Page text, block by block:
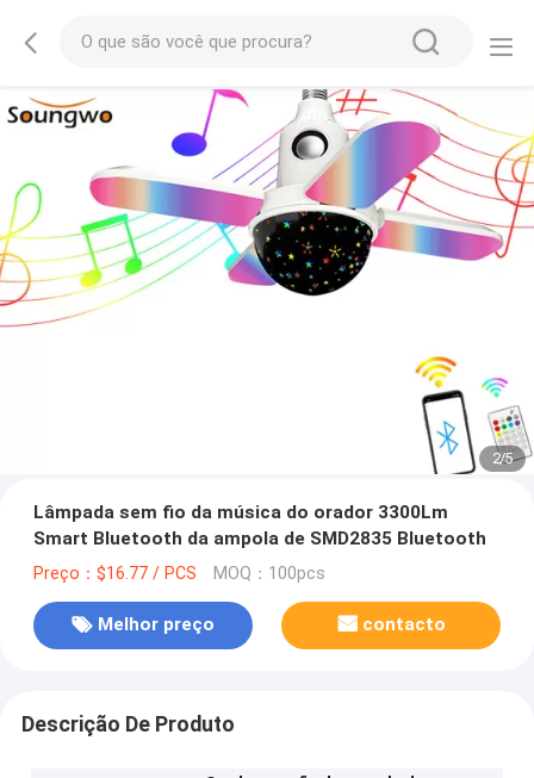
2/5
Lâmpada sem fio da música do orador 3300Lm
Smart Bluetooth da ampola de SMD2835 Bluetooth
Preço：$16.77 / PCS MOQ：100pcs
Melhor preço contacto
Descrição De Produto